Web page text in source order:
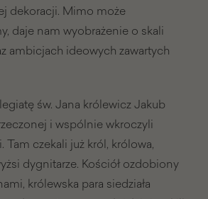
dekoracji. Mimo może
daje nam wyobrażenie o skali
ambicjach ideowych zawartych
św. Jana królewicz Jakub
i wspólnie wkroczyli
Tam czekali już król, królowa,
dygnitarze. Kościół ozdobiony
królewska para siedziała